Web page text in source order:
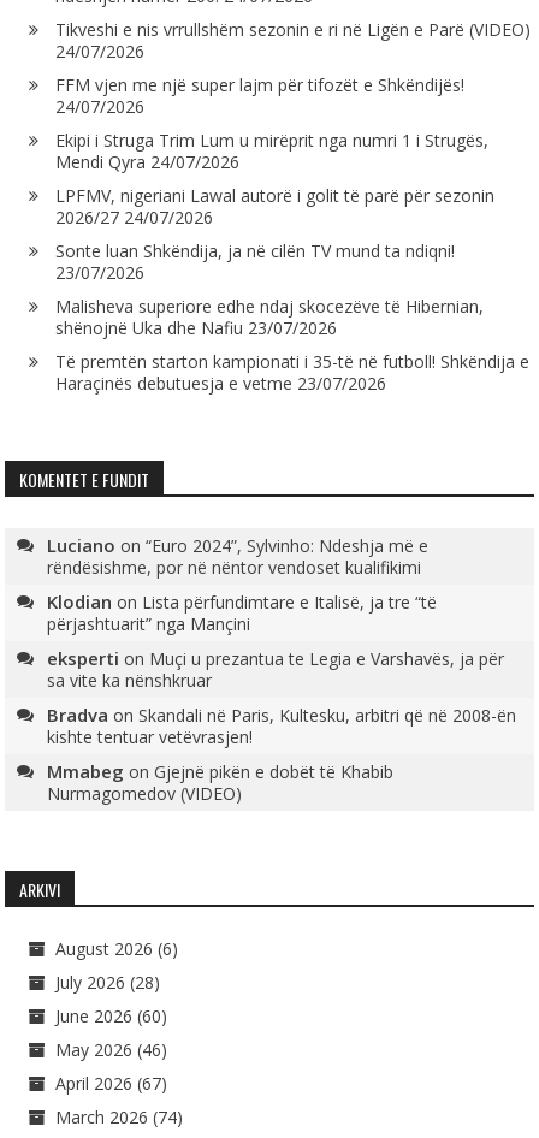
Tikveshi e nis vrrullshëm sezonin e ri në Ligën e Parë (VIDEO)
24/07/2026
FFM vjen me një super lajm për tifozët e Shkëndijës!
24/07/2026
Ekipi i Struga Trim Lum u mirëprit nga numri 1 i Strugës,
Mendi Qyra 24/07/2026
LPFMV, nigeriani Lawal autorë i golit të parë për sezonin
2026/27 24/07/2026
Sonte luan Shkëndija, ja në cilën TV mund ta ndiqni!
23/07/2026
Malisheva superiore edhe ndaj skocezëve të Hibernian,
shënojnë Uka dhe Nafiu 23/07/2026
Të premtën starton kampionati i 35-të në futboll! Shkëndija e
Haraçinës debutuesja e vetme 23/07/2026
KOMENTET E FUNDIT
Luciano on“Euro 2024”, Sylvinho: Ndeshja më e
rëndësishme, por në nëntor vendoset kualifikimi
Klodian on Lista përfundimtare e Italisë, ja tre “të
përjashtuarit” nga Mançini
eksperti on Muçi u prezantua te Legia e Varshavës, ja për
sa vite ka nënshkruar
Bradva onSkandali në Paris, Kultesku, arbitri që në 2008-ën
kishte tentuar vetëvrasjen!
Mmabeg onGjejnë pikën e dobët të Khabib
Nurmagomedov (VIDEO)
ARKIVI
August 2026 (6)
July 2026 (28)
June 2026 (60)
May 2026 (46)
April 2026 (67)
March 2026 (74)